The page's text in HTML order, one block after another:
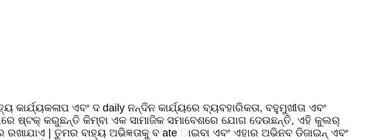
ଏବଂ ଦ daily ନନ୍ଦିନ କାର୍ଯ୍ୟରେ ବ୍ୟବହାରିକତା, ବହୁମୁଖୀତା ଏବଂ
ଷ୍ଟକ୍ କରୁଛନ୍ତି କିମ୍ବା ଏକ ସାମାଜିକ ସମାବେଶରେ ଯୋଗ ଦେଉଛନ୍ତି, ଏହି କୁଲର୍
| ତୁମର ବାହ୍ୟ ଅଭିଜ୍ଞତାକୁ ବ ate ାଇବା ଏବଂ ଏହାର ଅଭିନବ ଡିଜାଇନ୍ ଏବଂ